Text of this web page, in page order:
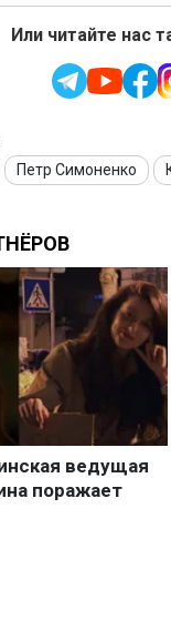
Или читайте нас
Петр Симоненко